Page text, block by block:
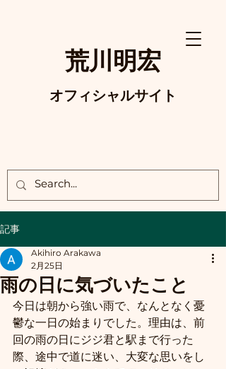
荒川明宏
オフィシャルサイト
記事
雨の日に気づいたこと
Akihiro Arakawa
2月25日
今日は朝から強い雨で、なんとなく憂
鬱な一日の始まりでした。理由は、前
回の雨の日にジジ君と駅まで行った
際、途中で道に迷い、大変な思いをし